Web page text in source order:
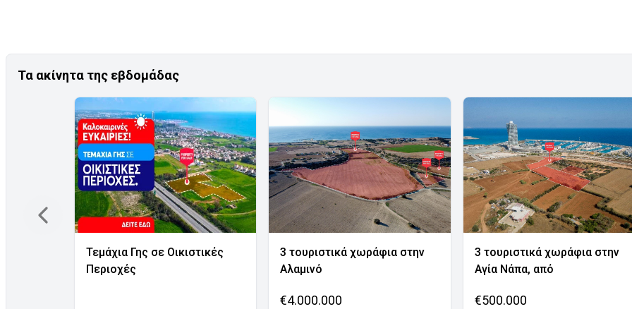
Τα ακίνητα της εβδομάδας
Τεμάχια Γης σε Οικιστικές
Περιοχές
3 τουριστικά χωράφια στην
Αλαμινό
€4.000.000
3 τουριστικά χωράφια στην
Αγία Νάπα, από
€500.000